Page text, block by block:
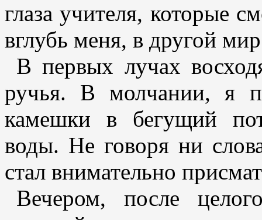
глаза учителя, которые
вглубь меня, в другой
В первых лучах
ручья. В молчании, я
камешки в бегущий
воды. Не говоря ни
стал внимательно
Вечером, после